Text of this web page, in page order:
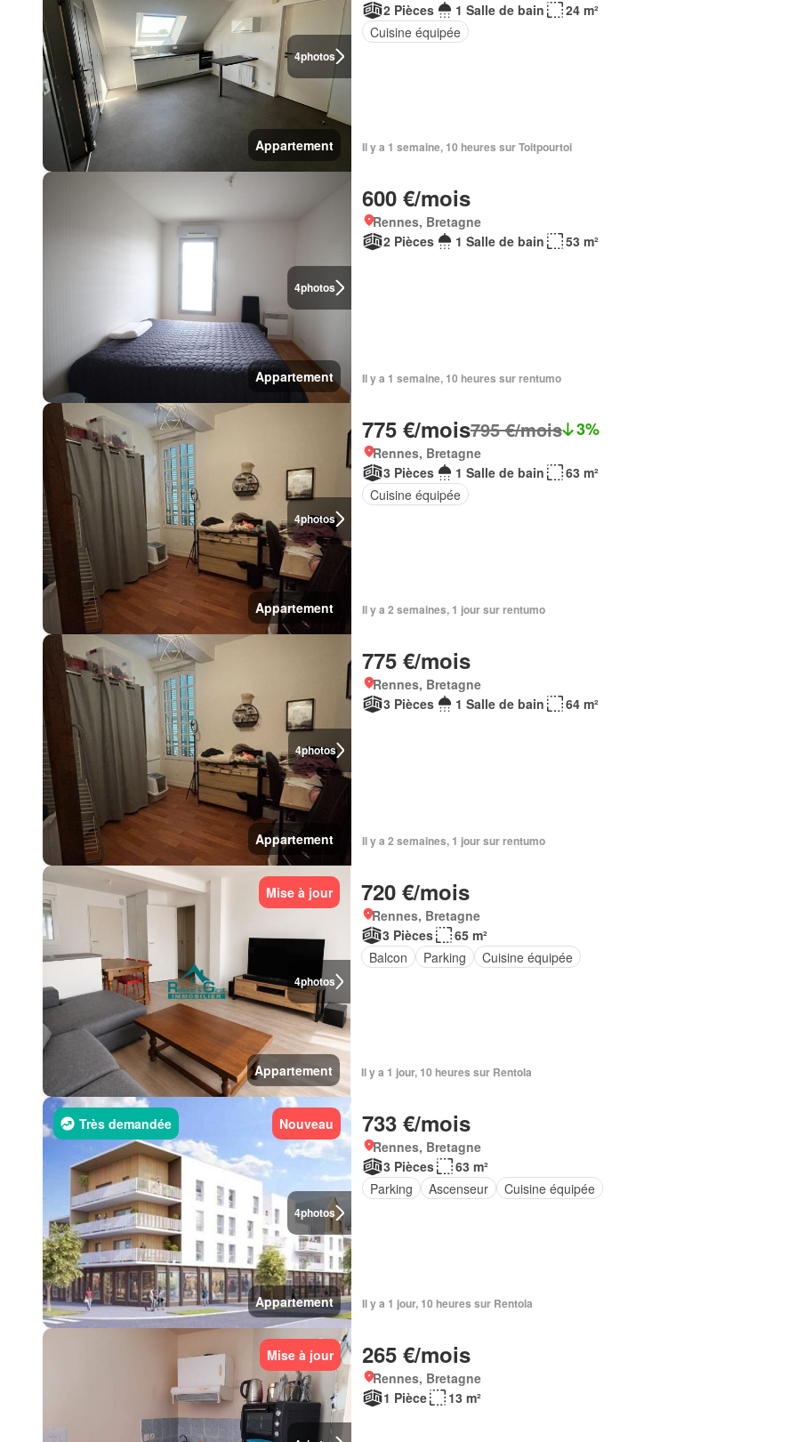
4photos
Appartement
2 Pièces
1 Salle de bain
24 m²
Cuisine équipée
Il y a 1 semaine, 10 heures sur Toitpourtoi
4photos
Appartement
600 €/mois
Rennes, Bretagne
2 Pièces
1 Salle de bain 53 m²
Il y a 1 semaine, 10 heures sur rentumo
4photos
Appartement
775 €/mois795 €/mois 3%
Rennes, Bretagne
3 Pièces
1 Salle de bain
63 m²
Cuisine équipée
Il y a 2 semaines, 1 jour sur rentumo
4photos
Appartement
775 €/mois
Rennes, Bretagne
3 Pièces
1 Salle de bain 64 m²
Il y a 2 semaines, 1 jour sur rentumo
4photos
Mise à jour
Appartement
720 €/mois
Rennes, Bretagne
3 Pièces
65 m²
Balcon
Parking Cuisine équipée
Il y a 1 jour, 10 heures sur Rentola
4photos
Très demandée Nouveau
Appartement
733 €/mois
Rennes, Bretagne
3 Pièces
63 m²
Parking
Ascenseur Cuisine équipée
Il y a 1 jour, 10 heures sur Rentola
Mise à jour 265 €/mois
Rennes, Bretagne
1 Pièce
13 m²